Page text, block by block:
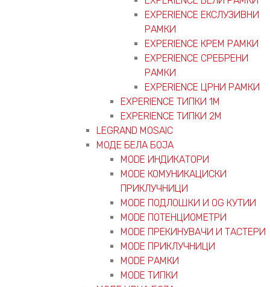
EXPERIENCE ЕКСЛУЗИВНИ
РАМКИ
EXPERIENCE КРЕМ РАМКИ
EXPERIENCE СРЕБРЕНИ
РАМКИ
EXPERIENCE ЦРНИ РАМКИ
EXPERIENCE ТИПКИ 1M
EXPERIENCE ТИПКИ 2М
LEGRAND MOSAIC
МОДЕ БЕЛА БОЈА
MODE ИНДИКАТОРИ
MODE КОМУНИКАЦИСКИ
ПРИКЛУЧНИЦИ
MODE ПОДЛОШКИ И OG КУТИИ
MODE ПОТЕНЦИОМЕТРИ
MODE ПРEКИНУВАЧИ И ТАСТЕРИ
MODE ПРИКЛУЧНИЦИ
MODE РАМКИ
MODE ТИПКИ